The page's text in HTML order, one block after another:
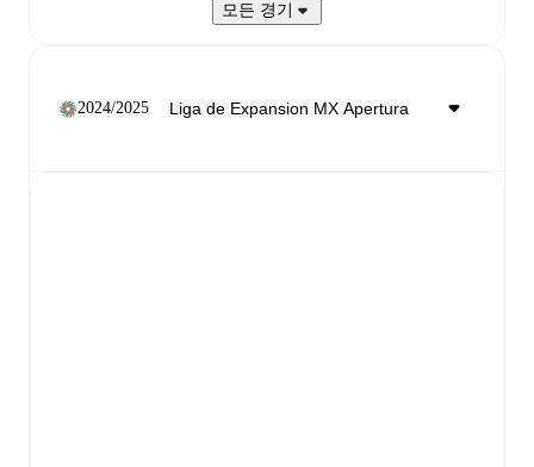
모든 경기
2024/2025